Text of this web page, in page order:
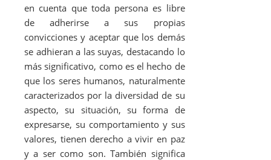
en cuenta que toda persona es libre
de adherirse a sus propias
convicciones y aceptar que los demás
se adhieran a las suyas, destacando lo
más significativo, como es el hecho de
que los seres humanos, naturalmente
caracterizados por la diversidad de su
aspecto, su situación, su forma de
expresarse, su comportamiento y sus
valores, tienen derecho a vivir en paz
y a ser como son. También significa